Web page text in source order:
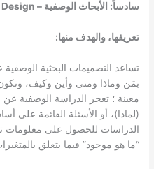
سادساً: الأبحاث الوصفية – Descriptive Design
تعريفها، والهدف منها:
تساعد التصميمات البحثية الوصفية
بمَن وماذا ومتى وأين وكيف،
معينة ؛ تعجز الدراسة الوصفية
(لماذا)، أو الأسئلة القائمة على
الدراسات للحصول على معلومات
“ما هو موجود” فيما يتعلق